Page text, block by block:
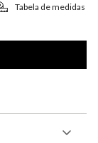
Tabela de medidas